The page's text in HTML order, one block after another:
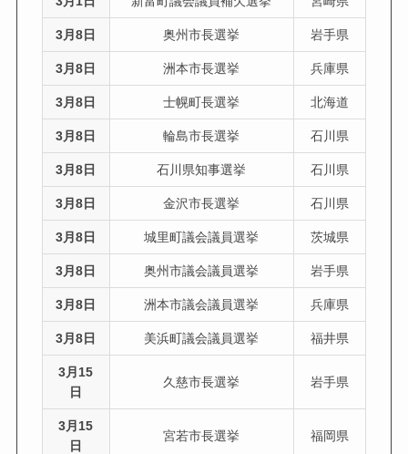
3月8日 奥州市長選挙 岩手県
3月8日 洲本市長選挙 兵庫県
3月8日 士幌町長選挙 北海道
3月8日 輪島市長選挙 石川県
3月8日 石川県知事選挙 石川県
3月8日 金沢市長選挙 石川県
3月8日 城里町議会議員選挙 茨城県
3月8日 奥州市議会議員選挙 岩手県
3月8日 洲本市議会議員選挙 兵庫県
3月8日 美浜町議会議員選挙 福井県
3月15
日
久慈市長選挙 岩手県
3月15
日
宮若市長選挙 福岡県